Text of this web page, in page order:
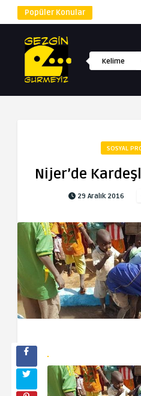
Popüler Konular
SOSYAL
Nijer’de
29 Aralık 2016